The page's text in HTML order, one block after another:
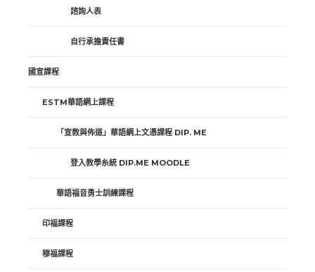
諮詢人表
自行承擔責任書
國宣課程
ESTM華語網上課程
「宣教與佈道」華語網上文憑課程 DIP. ME
登入教學糸統 DIP.ME MOODLE
華語福音勇士訓練課程
印福課程
穆福課程